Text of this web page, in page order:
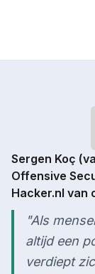
Sergen Koç
Offensive
Hacker.nl van
"Als
altijd een
verdiept